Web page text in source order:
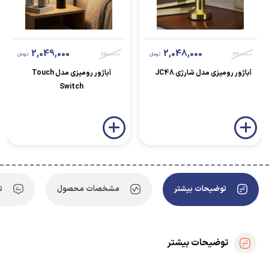
2,300,000
2,048,000 تومان
آباژور رومیزی مدل شارژی JC48
2,500,000
2,049,000 تومان
آباژور رومیزی مدل Touch
Switch
توضیحات بیشتر مشخصات محصول
توضیحات بیشتر